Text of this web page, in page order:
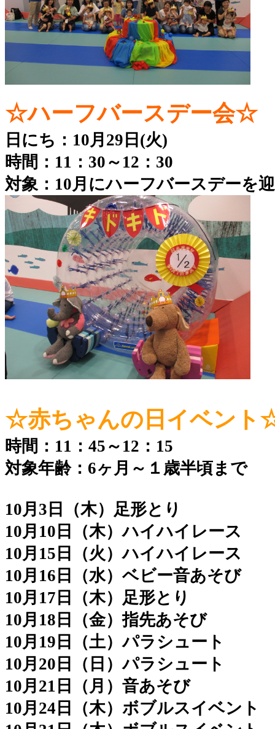
☆ハーフバースデー会☆
日にち：10月29日(火)
時間：11：30～12：30
対象：10月にハーフバースデーを
☆赤ちゃんの日イベント
時間：11：45～12：15
対象年齢：6ヶ月～１歳半頃まで
10月3日（木）足形とり
10月10日（木）ハイハイレース
10月15日（火）ハイハイレース
10月16日（水）ベビー音あそび
10月17日（木）足形とり
10月18日（金）指先あそび
10月19日（土）パラシュート
10月20日（日）パラシュート
10月21日（月）音あそび
10月24日（木）ボブルスイベント